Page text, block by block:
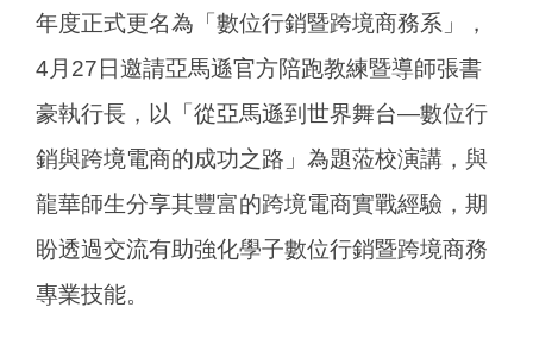
年度正式更名為「數位行銷暨跨境商務系」，
4月27日邀請亞馬遜官方陪跑教練暨導師張書
豪執行長，以「從亞馬遜到世界舞台—數位行
銷與跨境電商的成功之路」為題蒞校演講，與
龍華師生分享其豐富的跨境電商實戰經驗，期
盼透過交流有助強化學子數位行銷暨跨境商務
專業技能。